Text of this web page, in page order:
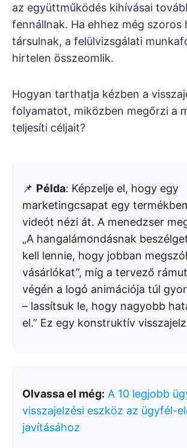
az együttműködés kihívásai
fennállnak. Ha ehhez még szoros
társulnak, a felülvizsgálati
hirtelen összeomlik.
Hogyan tarthatja kézben a
folyamatot, miközben megőrzi a
teljesíti céljait?
📌 Példa: Képzelje el, hogy egy
marketingcsapat egy
videót nézi át. A menedzser
„A hangalámondásnak
kell lennie, hogy jobban
vásárlókat”, míg a tervező
végén a logó animációja túl
– lassítsuk le, hogy nagyobb
el.” Ez egy konstruktív
Olvassa el még: A 10 legjobb
visszajelzési eszköz az ügyfél-
javításához